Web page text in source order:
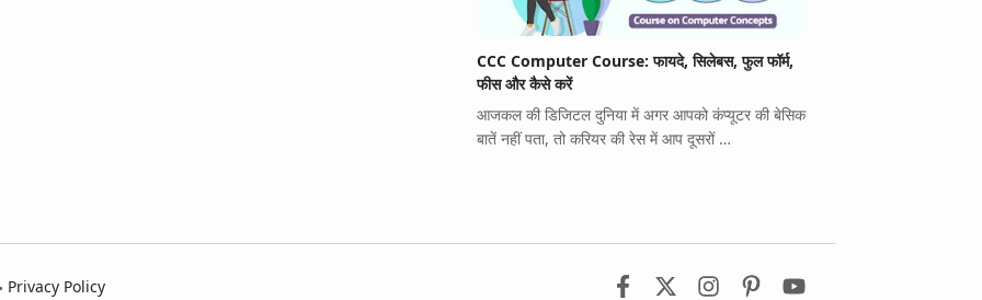
CCC Computer Course: फायदे, सिलेबस, फुल फॉर्म,
फीस और कैसे करें
आजकल की डिजिटल दुनिया में अगर आपको कंप्यूटर की बेसिक
बातें नहीं पता, तो करियर की रेस में आप दूसरों …
Privacy Policy